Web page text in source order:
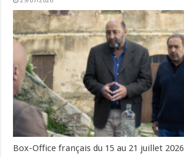
Box-Office français du 15 au 21 juillet 2026